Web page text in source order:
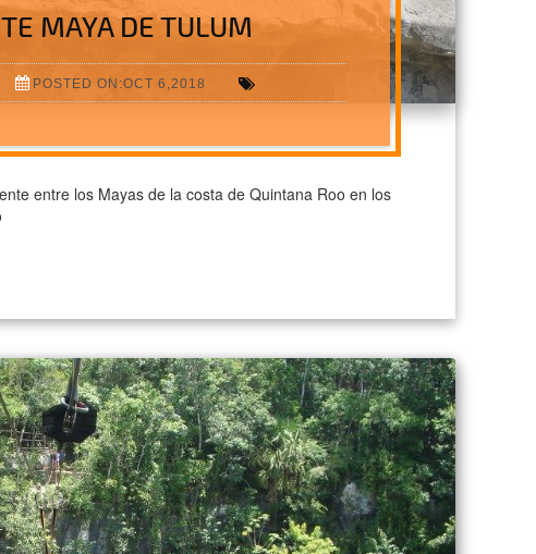
MAYA DE TULUM
POSTED ON:OCT 6,2018
entre los Mayas de la costa de Quintana Roo en los